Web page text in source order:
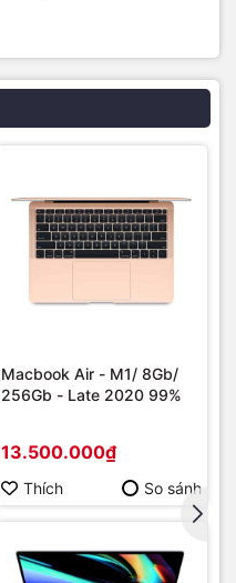
Macbook Air - M1/ 8Gb/
256Gb - Late 2020 99%
13.500.000₫
Thích So sánh